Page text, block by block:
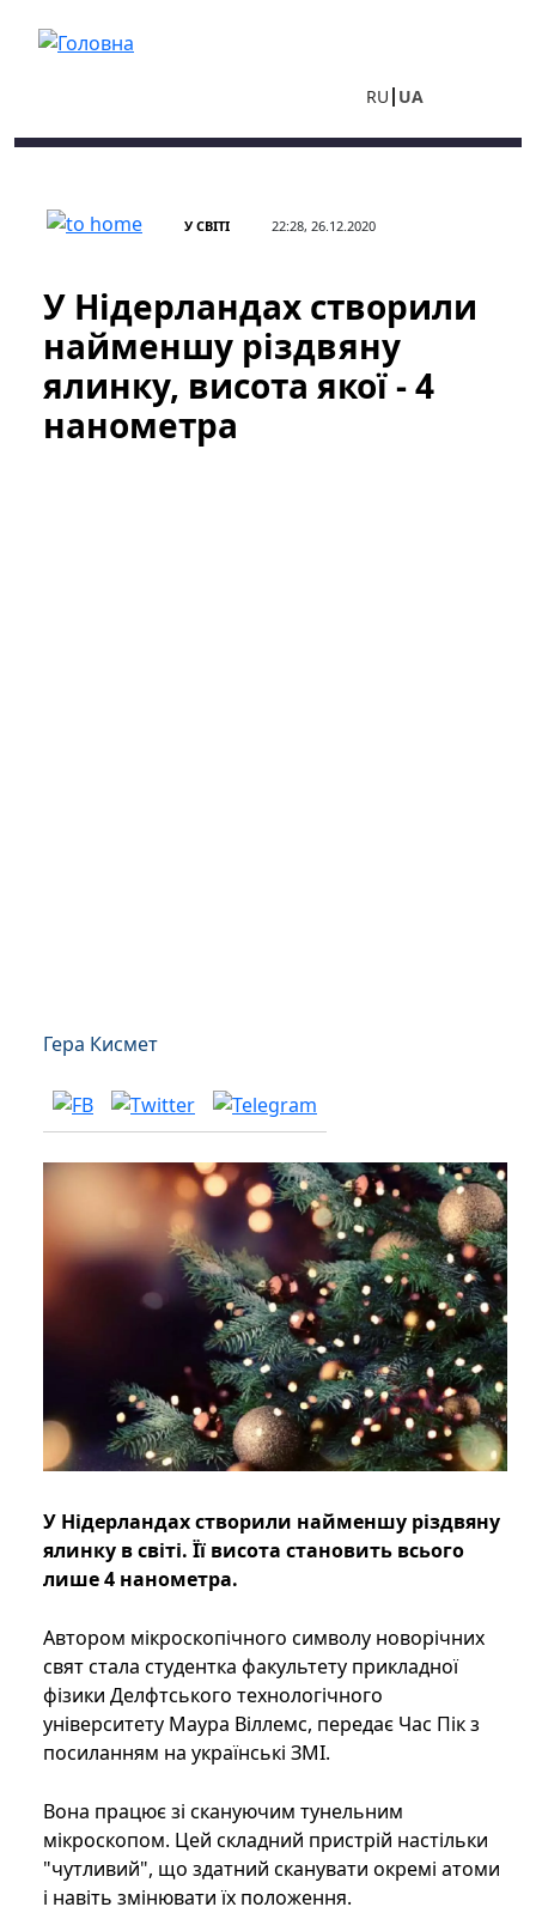
RU UA
У СВІТІ 22:28, 26.12.2020
У Нідерландах створили
найменшу різдвяну
ялинку, висота якої - 4
нанометра
Гера Кисмет
У Нідерландах створили найменшу різдвяну
ялинку в світі. Її висота становить всього
лише 4 нанометра.
Автором мікроскопічного символу новорічних
свят стала студентка факультету прикладної
фізики Делфтського технологічного
університету Маура Віллемс, передає Час Пік з
посиланням на українські ЗМІ.
Вона працює зі скануючим тунельним
мікроскопом. Цей складний пристрій настільки
"чутливий", що здатний сканувати окремі атоми
і навіть змінювати їх положення.